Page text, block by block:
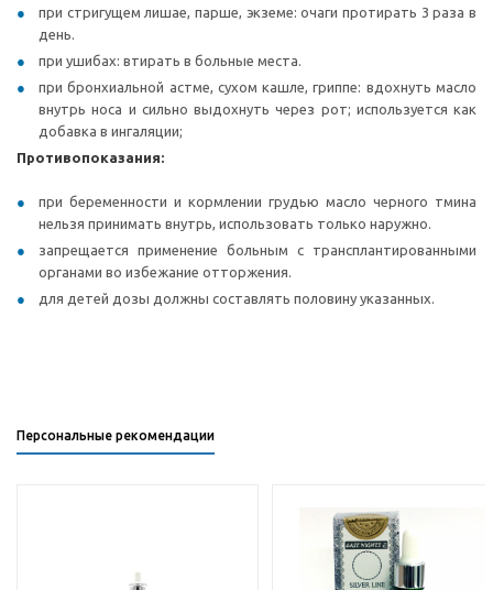
при стригущем лишае, парше, экземе: очаги протирать 3 раза в
день.
при ушибах: втирать в больные места.
при бронхиальной астме, сухом кашле, гриппе: вдохнуть масло
внутрь носа и сильно выдохнуть через рот; используется как
добавка в ингаляции;
Противопоказания:
при беременности и кормлении грудью масло черного тмина
нельзя принимать внутрь, использовать только наружно.
запрещается применение больным с трансплантированными
органами во избежание отторжения.
для детей дозы должны составлять половину указанных.
Персональные рекомендации